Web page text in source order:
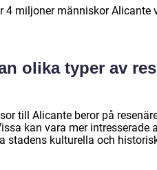
4 miljoner människor Alicante
olika typer av
till Alicante beror på
kan vara mer intresserade
stadens kulturella och